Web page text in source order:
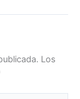
Los